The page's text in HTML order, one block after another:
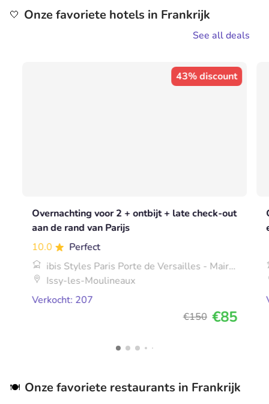
🤍 Onze favoriete hotels in Frankrijk
See all deals
43% discount
Overnachting voor 2 + ontbijt + late check-out
aan de rand van Parijs
10.0
Perfect
ibis Styles Paris Porte de Versailles - Mairie
d'Issy
Issy-les-Moulineaux
Verkocht: 207
€150 €85
🍽️ Onze favoriete restaurants in Frankrijk